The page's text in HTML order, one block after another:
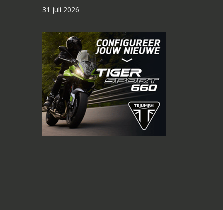
31 juli 2026